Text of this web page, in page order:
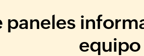
paneles
equipo